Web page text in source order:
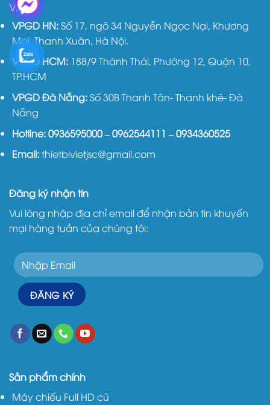
VIỆT
VPGD HN:Số 17, ngõ 34 Nguyễn Ngọc Nại, Khương
Mai, Thanh Xuân, Hà Nội.
VPGD HCM: 188/9 Thành Thái, Phường 12, Quận 10,
TP.HCM
VPGD Đà Nẵng:Số 30B Thanh Tân- Thanh khê- Đà
Nẵng
Hotline:0936595000–0962544111 –0934360525
Email:thietbivietjsc@gmail.com
Đăng ký nhận tin
Vui lòng nhập địa chỉ email để nhận bản tin khuyến
mại hàng tuần của chúng tôi:
Sản phẩm chính
Máy chiếu Full HD cũ